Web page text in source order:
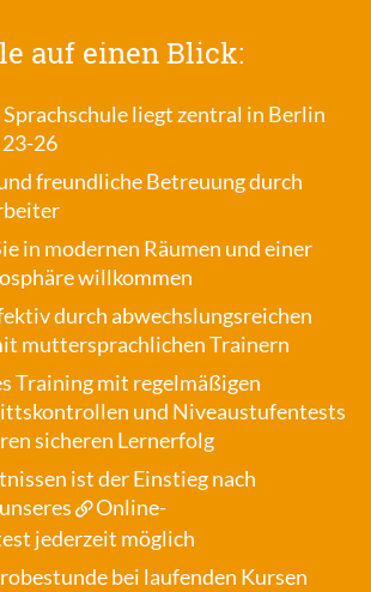
auf einen Blick:
liegt zentral in Berlin
26
freundliche Betreuung durch
in modernen Räumen und einer
willkommen
durch abwechslungsreichen
muttersprachlichen Trainern
Training mit regelmäßigen
und Niveaustufentests
sicheren Lernerfolg
ist der Einstieg nach
Online-
jederzeit möglich
bei laufenden Kursen